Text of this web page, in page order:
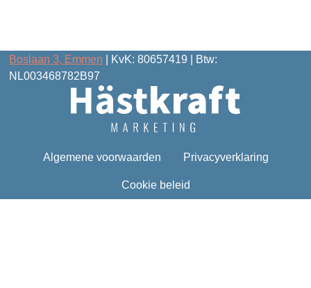
Boslaan 3, Emmen | KvK: 80657419 | Btw:
NL003468782B97
Algemene voorwaarden Privacyverklaring
Cookie beleid